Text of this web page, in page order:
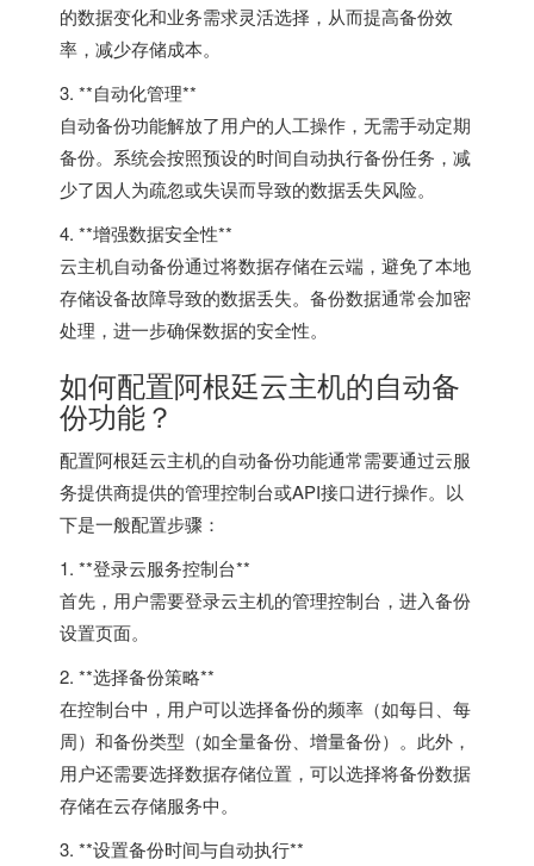
的数据变化和业务需求灵活选择，从而提高备份效
率，减少存储成本。
3. **自动化管理**
自动备份功能解放了用户的人工操作，无需手动定期
备份。系统会按照预设的时间自动执行备份任务，减
少了因人为疏忽或失误而导致的数据丢失风险。
4. **增强数据安全性**
云主机自动备份通过将数据存储在云端，避免了本地
存储设备故障导致的数据丢失。备份数据通常会加密
处理，进一步确保数据的安全性。
如何配置阿根廷云主机的自动备
份功能？
配置阿根廷云主机的自动备份功能通常需要通过云服
务提供商提供的管理控制台或API接口进行操作。以
下是一般配置步骤：
1. **登录云服务控制台**
首先，用户需要登录云主机的管理控制台，进入备份
设置页面。
2. **选择备份策略**
在控制台中，用户可以选择备份的频率（如每日、每
周）和备份类型（如全量备份、增量备份）。此外，
用户还需要选择数据存储位置，可以选择将备份数据
存储在云存储服务中。
3. **设置备份时间与自动执行**